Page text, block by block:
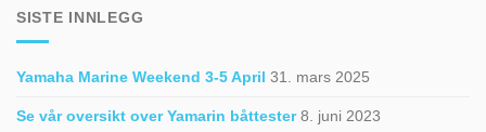
SISTE INNLEGG
Yamaha Marine Weekend 3-5 April 31. mars 2025
Se vår oversikt over Yamarin båttester 8. juni 2023